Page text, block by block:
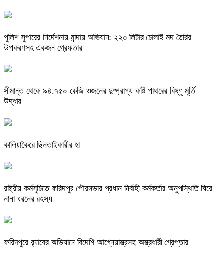
পুলিশ সুপারের নির্দেশনায় মান্দায় অভিযান: ২২০ লিটার চোলাই মদ তৈরির
উপকরণসহ একজন গ্রেফতার
সীমান্ত থেকে ৯৪.৭৫০ কেজি ওজনের দুষ্প্রাপ্য কষ্টি পাথরের বিষ্ণু মূর্তি
উদ্ধার
কালিয়াকৈরে ছিনতাইকারীর হা
রাষ্ট্রীয় কর্মসূচিতে ফরিদপুর পৌরসভার প্রধান নির্বাহী কর্মকর্তার অনুপস্থিতি ঘিরে
নানা ধরনের রহস্য
ফরিদপুরে র‌্যাবের অভিযানে বিদেশি আগ্নেয়াস্ত্রসহ অস্ত্রধারী গ্রেপ্তার